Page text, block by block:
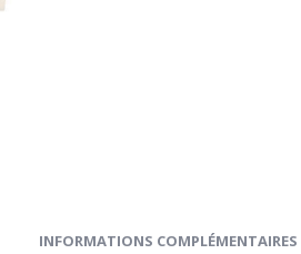
INFORMATIONS COMPLÉMENTAIRES